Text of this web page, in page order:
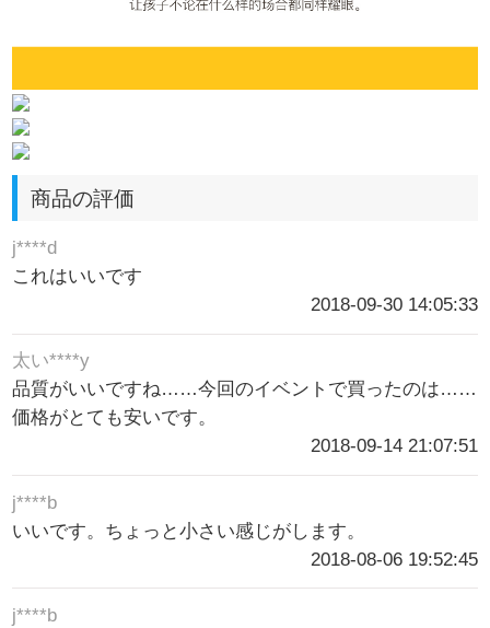
商品の評価
j****d
これはいいです
2018-09-30 14:05:33
太い****y
品質がいいですね……今回のイベントで買ったのは……
価格がとても安いです。
2018-09-14 21:07:51
j****b
いいです。ちょっと小さい感じがします。
2018-08-06 19:52:45
j****b